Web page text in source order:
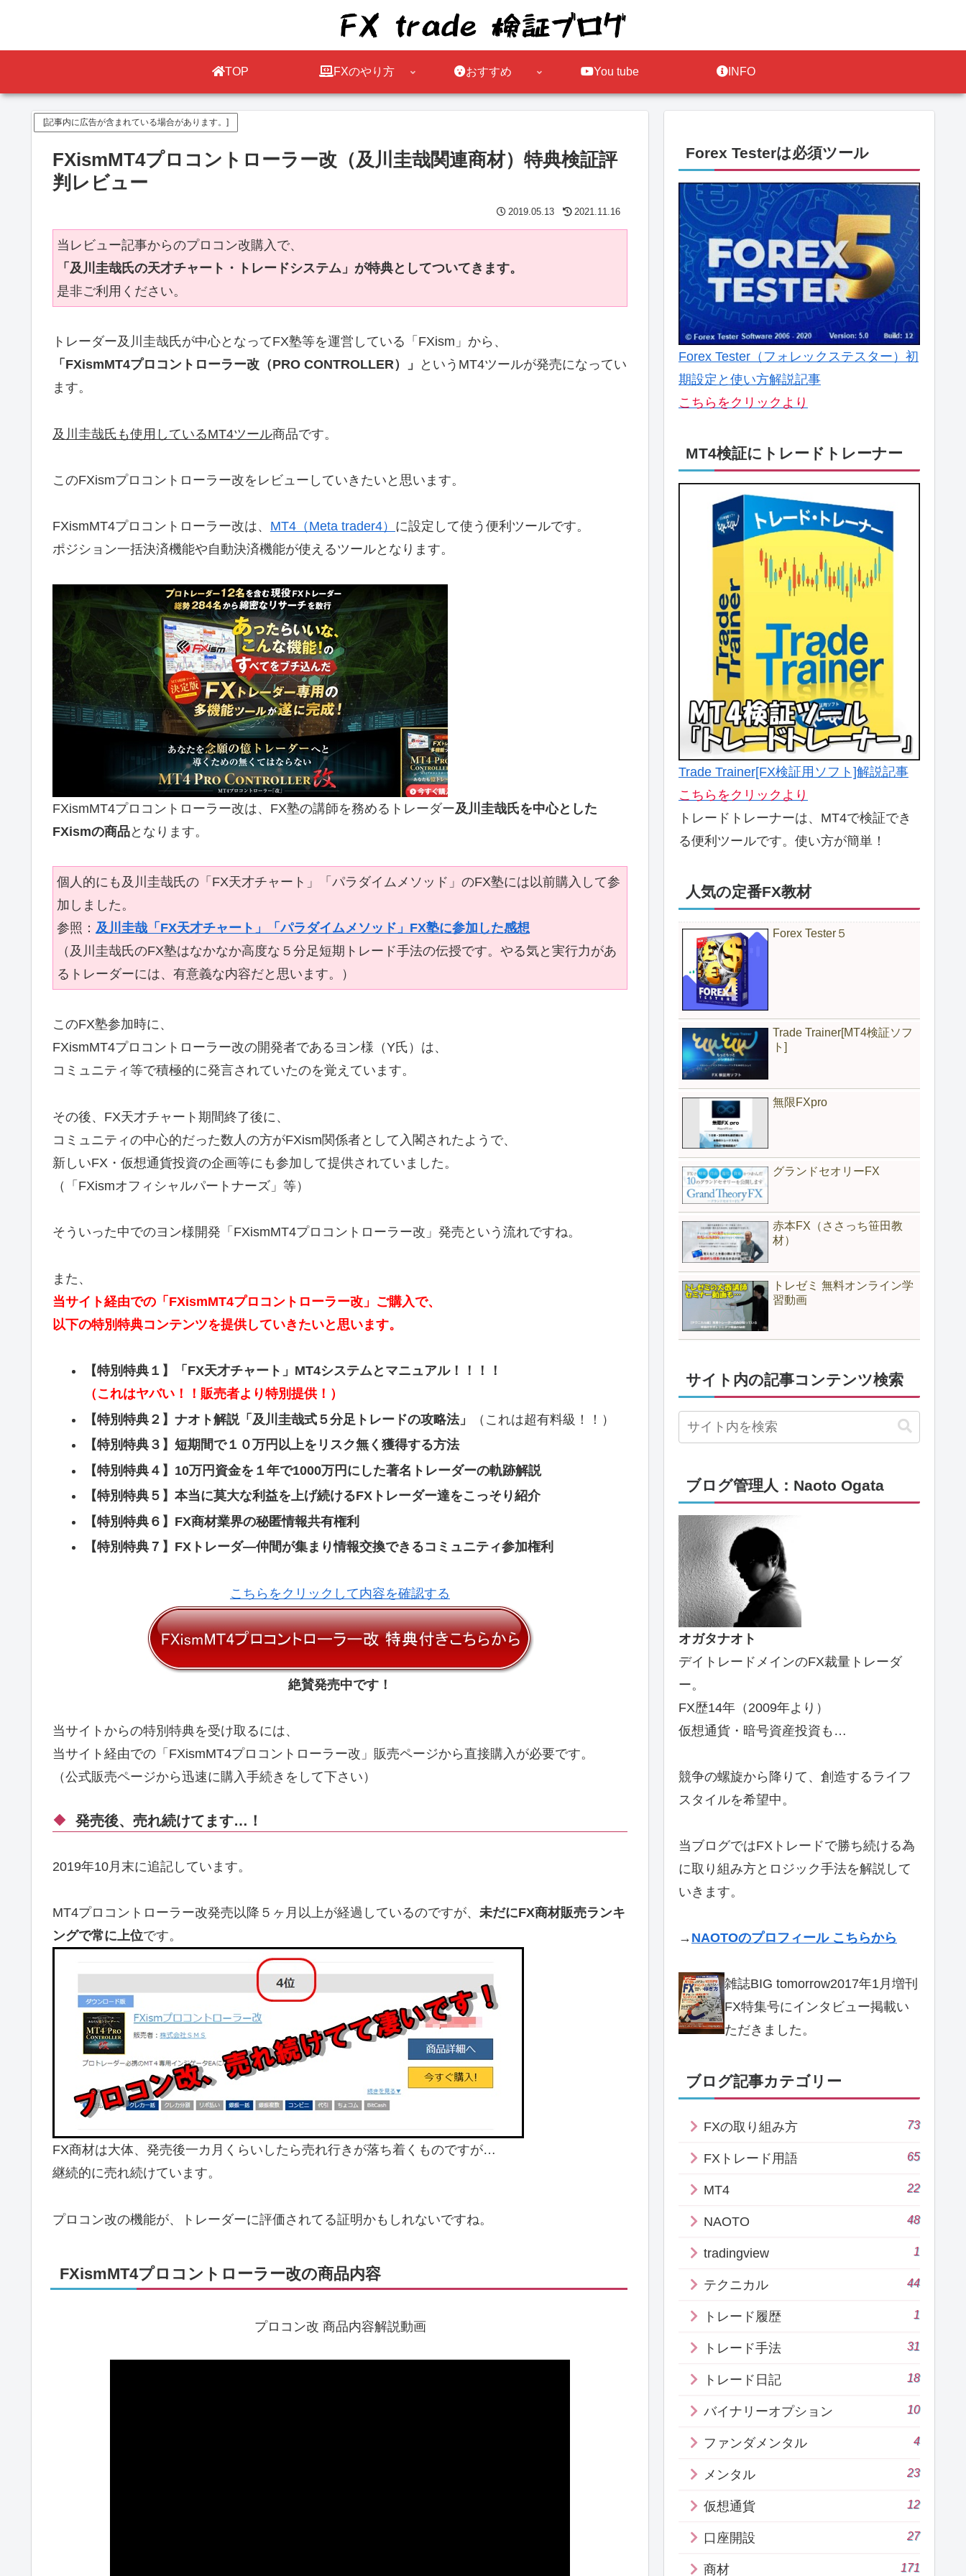
TOP FXのやり方 おすすめ You tube INFO
[記事内に広告が含まれている場合があります。]
FXismMT4プロコントローラー改（及川圭哉関連商材）特典検証評
判レビュー
2019.05.13 2021.11.16
当レビュー記事からのプロコン改購入で、
「及川圭哉氏の天才チャート・トレードシステム」が特典としてついてきます。
是非ご利用ください。
トレーダー及川圭哉氏が中心となってFX塾等を運営している「FXism」から、
「FXismMT4プロコントローラー改（PRO CONTROLLER）」
というMT4ツールが発売になってい
ます。
及川圭哉氏も使用しているMT4ツール商品です。
このFXismプロコントローラー改をレビューしていきたいと思います。
FXismMT4プロコントローラー改は、 MT4（Meta trader4） に設定して使う便利ツールです。
ポジション一括決済機能や自動決済機能が使えるツールとなります。
FXismMT4プロコントローラー改は、FX塾の講師を務めるトレーダー及川圭哉氏を中心とした
FXismの商品となります。
個人的にも及川圭哉氏の「FX天才チャート」「パラダイムメソッド」のFX塾には以前購入して参
加しました。
参照： 及川圭哉「FX天才チャート」「パラダイムメソッド」FX塾に参加した感想
（及川圭哉氏のFX塾はなかなか高度な５分足短期トレード手法の伝授です。やる気と実行力があ
るトレーダーには、有意義な内容だと思います。）
このFX塾参加時に、
FXismMT4プロコントローラー改の開発者であるヨン様（Y氏）は、
コミュニティ等で積極的に発言されていたのを覚えています。
その後、FX天才チャート期間終了後に、
コミュニティの中心的だった数人の方がFXism関係者として入閣されたようで、
新しいFX・仮想通貨投資の企画等にも参加して提供されていました。
（「FXismオフィシャルパートナーズ」等）
そういった中でのヨン様開発「FXismMT4プロコントローラー改」発売という流れですね。
また、
当サイト経由での「FXismMT4プロコントローラー改」ご購入で、
以下の特別特典コンテンツを提供していきたいと思います。
【特別特典１】「FX天才チャート」MT4システムとマニュアル！！！！
（これはヤバい！！販売者より特別提供！）
【特別特典２】ナオト解説「及川圭哉式５分足トレードの攻略法」
（これは超有料級！！）
【特別特典３】短期間で１０万円以上をリスク無く獲得する方法
【特別特典４】10万円資金を１年で1000万円にした著名トレーダーの軌跡解説
【特別特典５】本当に莫大な利益を上げ続けるFXトレーダー達をこっそり紹介
【特別特典６】FX商材業界の秘匿情報共有権利
【特別特典７】FXトレーダ―仲間が集まり情報交換できるコミュニティ参加権利
こちらをクリックして内容を確認する
絶賛発売中です！
当サイトからの特別特典を受け取るには、
当サイト経由での「FXismMT4プロコントローラー改」販売ページから直接購入が必要です。
（公式販売ページから迅速に購入手続きをして下さい）
発売後、売れ続けてます…！
2019年10月末に追記しています。
MT4プロコントローラー改発売以降５ヶ月以上が経過しているのですが、 未だにFX商材販売ランキ
ングで常に上位です。
FX商材は大体、発売後一カ月くらいしたら売れ行きが落ち着くものですが…
継続的に売れ続けています。
プロコン改の機能が、トレーダーに評価されてる証明かもしれないですね。
FXismMT4プロコントローラー改の商品内容
プロコン改 商品内容解説動画
Forex Testerは必須ツール
Forex Tester（フォレックステスター）初
期設定と使い方解説記事
こちらをクリックより
MT4検証にトレードトレーナー
Trade Trainer[FX検証用ソフト]解説記事
こちらをクリックより
トレードトレーナーは、MT4で検証でき
る便利ツールです。使い方が簡単！
人気の定番FX教材
Forex Tester５
Trade Trainer[MT4検証ソフ
ト]
無限FXpro
グランドセオリーFX
赤本FX（ささっち笹田教
材）
トレゼミ 無料オンライン学
習動画
サイト内の記事コンテンツ検索
ブログ管理人：Naoto Ogata
オガタナオト
デイトレードメインのFX裁量トレーダ
ー。
FX歴14年（2009年より）
仮想通貨・暗号資産投資も…
競争の螺旋から降りて、創造するライフ
スタイルを希望中。
当ブログではFXトレードで勝ち続ける為
に取り組み方とロジック手法を解説して
いきます。
→ NAOTOのプロフィール こちらから
雑誌BIG tomorrow2017年1月増刊
FX特集号にインタビュー掲載い
ただきました。
ブログ記事カテゴリー
FXの取り組み方 73
FXトレード用語 65
MT4 22
NAOTO 48
tradingview 1
テクニカル 44
トレード履歴 1
トレード手法 31
トレード日記 18
バイナリーオプション 10
ファンダメンタル 4
メンタル 23
仮想通貨 12
口座開設 27
商材 171